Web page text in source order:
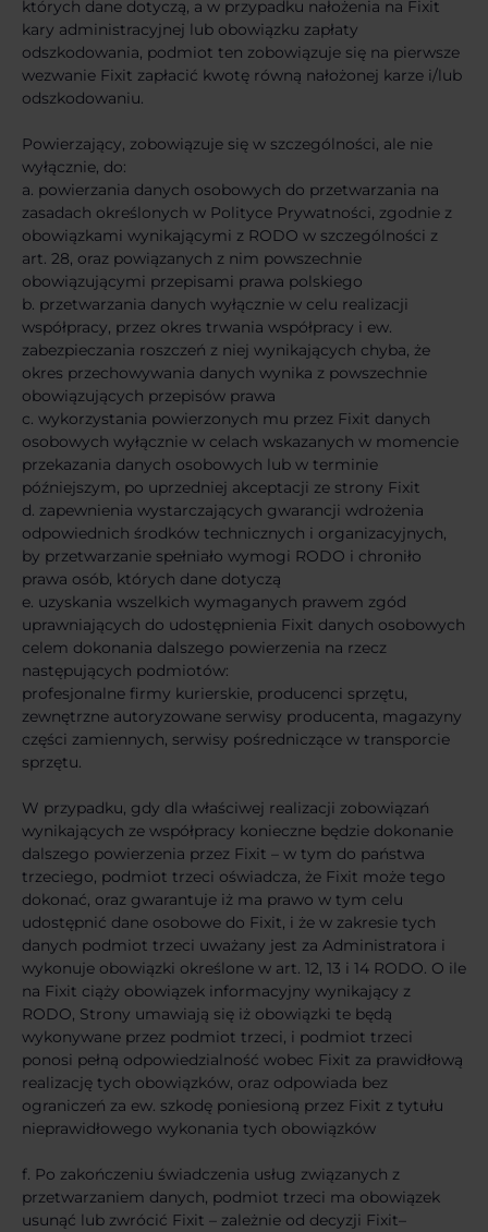
których dane dotyczą, a w przypadku nałożenia na Fixit
kary administracyjnej lub obowiązku zapłaty
odszkodowania, podmiot ten zobowiązuje się na pierwsze
wezwanie Fixit zapłacić kwotę równą nałożonej karze i/lub
odszkodowaniu.
Powierzający, zobowiązuje się w szczególności, ale nie
wyłącznie, do:
a. powierzania danych osobowych do przetwarzania na
zasadach określonych w Polityce Prywatności, zgodnie z
obowiązkami wynikającymi z RODO w szczególności z
art. 28, oraz powiązanych z nim powszechnie
obowiązującymi przepisami prawa polskiego
b. przetwarzania danych wyłącznie w celu realizacji
współpracy, przez okres trwania współpracy i ew.
zabezpieczania roszczeń z niej wynikających chyba, że
okres przechowywania danych wynika z powszechnie
obowiązujących przepisów prawa
c. wykorzystania powierzonych mu przez Fixit danych
osobowych wyłącznie w celach wskazanych w momencie
przekazania danych osobowych lub w terminie
późniejszym, po uprzedniej akceptacji ze strony Fixit
d. zapewnienia wystarczających gwarancji wdrożenia
odpowiednich środków technicznych i organizacyjnych,
by przetwarzanie spełniało wymogi RODO i chroniło
prawa osób, których dane dotyczą
e. uzyskania wszelkich wymaganych prawem zgód
uprawniających do udostępnienia Fixit danych osobowych
celem dokonania dalszego powierzenia na rzecz
następujących podmiotów:
profesjonalne firmy kurierskie, producenci sprzętu,
zewnętrzne autoryzowane serwisy producenta, magazyny
części zamiennych, serwisy pośredniczące w transporcie
sprzętu.
W przypadku, gdy dla właściwej realizacji zobowiązań
wynikających ze współpracy konieczne będzie dokonanie
dalszego powierzenia przez Fixit – w tym do państwa
trzeciego, podmiot trzeci oświadcza, że Fixit może tego
dokonać, oraz gwarantuje iż ma prawo w tym celu
udostępnić dane osobowe do Fixit, i że w zakresie tych
danych podmiot trzeci uważany jest za Administratora i
wykonuje obowiązki określone w art. 12, 13 i 14 RODO. O ile
na Fixit ciąży obowiązek informacyjny wynikający z
RODO, Strony umawiają się iż obowiązki te będą
wykonywane przez podmiot trzeci, i podmiot trzeci
ponosi pełną odpowiedzialność wobec Fixit za prawidłową
realizację tych obowiązków, oraz odpowiada bez
ograniczeń za ew. szkodę poniesioną przez Fixit z tytułu
nieprawidłowego wykonania tych obowiązków
f. Po zakończeniu świadczenia usług związanych z
przetwarzaniem danych, podmiot trzeci ma obowiązek
usunąć lub zwrócić Fixit – zależnie od decyzji Fixit–